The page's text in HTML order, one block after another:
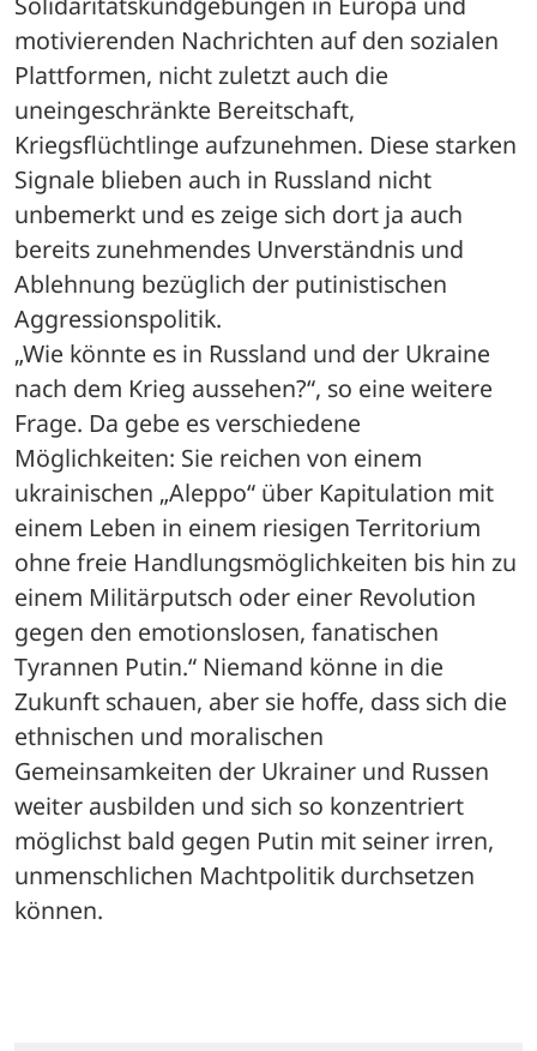
motivierenden Nachrichten auf den sozialen
Plattformen, nicht zuletzt auch die
uneingeschränkte Bereitschaft,
Kriegsflüchtlinge aufzunehmen. Diese starken
Signale blieben auch in Russland nicht
unbemerkt und es zeige sich dort ja auch
bereits zunehmendes Unverständnis und
Ablehnung bezüglich der putinistischen
Aggressionspolitik.
„Wie könnte es in Russland und der Ukraine
nach dem Krieg aussehen?“, so eine weitere
Frage. Da gebe es verschiedene
Möglichkeiten: Sie reichen von einem
ukrainischen „Aleppo“ über Kapitulation mit
einem Leben in einem riesigen Territorium
ohne freie Handlungsmöglichkeiten bis hin zu
einem Militärputsch oder einer Revolution
gegen den emotionslosen, fanatischen
Tyrannen Putin.“ Niemand könne in die
Zukunft schauen, aber sie hoffe, dass sich die
ethnischen und moralischen
Gemeinsamkeiten der Ukrainer und Russen
weiter ausbilden und sich so konzentriert
möglichst bald gegen Putin mit seiner irren,
unmenschlichen Machtpolitik durchsetzen
können.